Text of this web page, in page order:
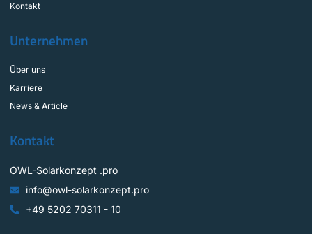
Kontakt
Unternehmen
Über uns
Karriere
News & Article
Kontakt
OWL-Solarkonzept .pro
info@owl-solarkonzept.pro
+49 5202 70311 - 10